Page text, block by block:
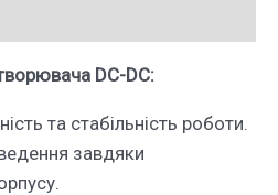
DC-DC:
та стабільність роботи.
завдяки